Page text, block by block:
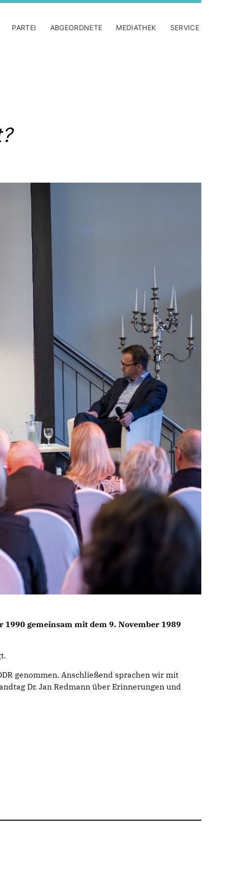
PARTEI ABGEORDNETE MEDIATHEK SERVICE
1990 gemeinsam mit dem 9. November 1989
genommen. Anschließend sprachen wir mit
Dr. Jan Redmann über Erinnerungen und